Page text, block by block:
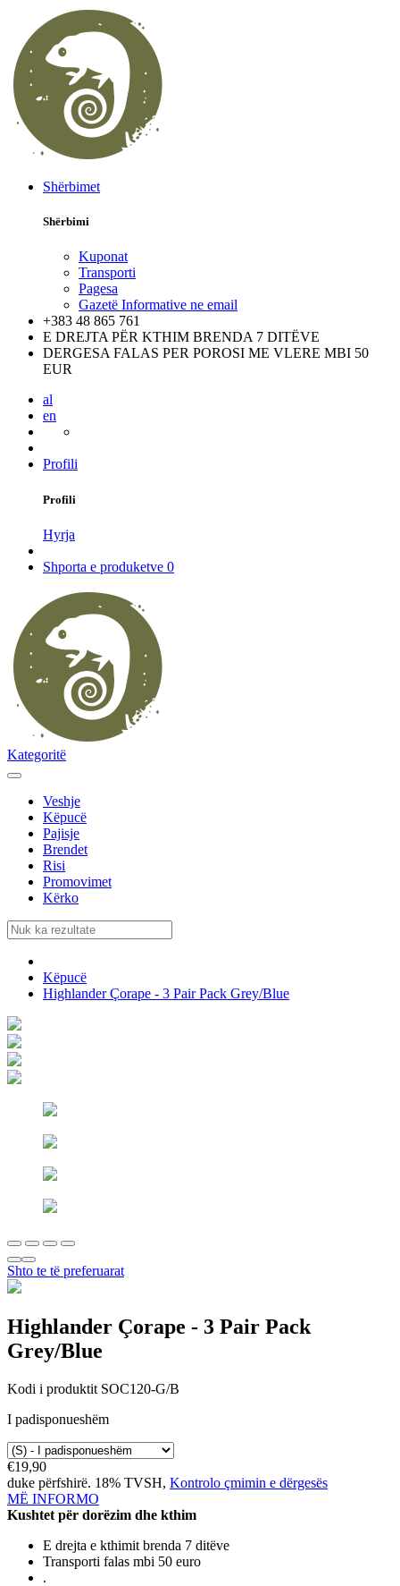
Shërbimet
Shërbimi
Kuponat
Transporti
Pagesa
Gazetë Informative ne email
+383 48 865 761
E DREJTA PËR KTHIM BRENDA 7 DITËVE
DERGESA FALAS PER POROSI ME VLERE MBI 50
EUR
al
en
Profili
Profili
Hyrja
Shporta e produketve 0
Kategoritë
Veshje
Këpucë
Pajisje
Brendet
Risi
Promovimet
Kërko
Këpucë
Highlander Çorape - 3 Pair Pack Grey/Blue
Shto te të preferuarat
Highlander Çorape - 3 Pair Pack
Grey/Blue
Kodi i produktit SOC120-G/B
I padisponueshëm
€19,90
duke përfshirë. 18% TVSH, Kontrolo çmimin e dërgesës
MË INFORMO
Kushtet për dorëzim dhe kthim
E drejta e kthimit brenda 7 ditëve
Transporti falas mbi 50 euro
.